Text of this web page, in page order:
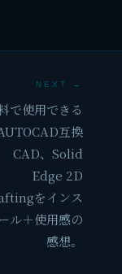
NEXT →
で使用できる
互換
CAD、Solid
Edge 2D
をインス
ル＋使用感の
感想。